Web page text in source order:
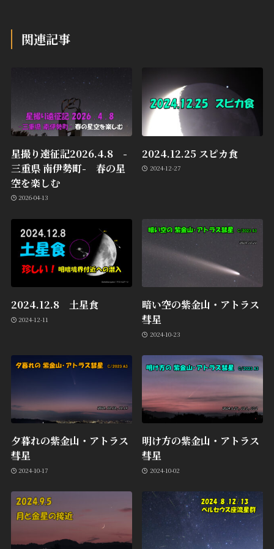
関連記事
星撮り遠征記2026.4.8 -
三重県 南伊勢町- 春の星
空を楽しむ
2026-04-13
2024.12.25 スピカ食
2024-12-27
2024.12.8 土星食
2024-12-11
暗い空の紫金山・アトラス
彗星
2024-10-23
夕暮れの紫金山・アトラス
彗星
2024-10-17
明け方の紫金山・アトラス
彗星
2024-10-02